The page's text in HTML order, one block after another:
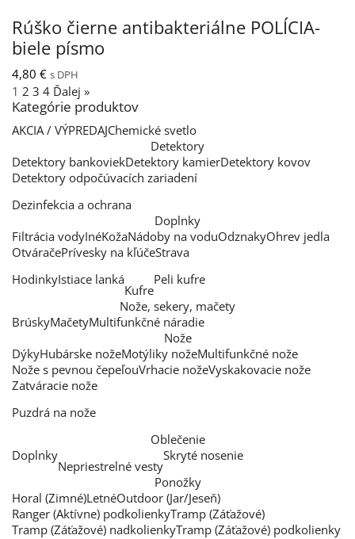
Rúško čierne antibakteriálne POLÍCIA-
biele písmo
4,80 € s DPH
1 2 3 4 Ďalej »
Kategórie produktov
AKCIA / VÝPREDAJChemické svetlo
Detektory
Detektory bankoviekDetektory kamierDetektory kovov
Detektory odpočúvacích zariadení
Dezinfekcia a ochrana
Doplnky
Filtrácia vodyInéKožaNádoby na voduOdznakyOhrev jedla
OtváračePrívesky na kľúčeStrava
HodinkyIstiace lanká
Kufre
Peli kufre
Nože, sekery, mačety
BrúskyMačetyMultifunkčné náradie
Nože
DýkyHubárske nožeMotýliky nožeMultifunkčné nože
Nože s pevnou čepeľouVrhacie nožeVyskakovacie nože
Zatváracie nože
Puzdrá na nože
Oblečenie
Doplnky
Nepriestrelné vesty
Skryté nosenie
Ponožky
Horal (Zimné)LetnéOutdoor (Jar/Jeseň)
Ranger (Aktívne) podkolienkyTramp (Záťažové)
Tramp (Záťažové) nadkolienkyTramp (Záťažové) podkolienky